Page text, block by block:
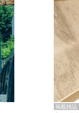
掲載雑誌
が